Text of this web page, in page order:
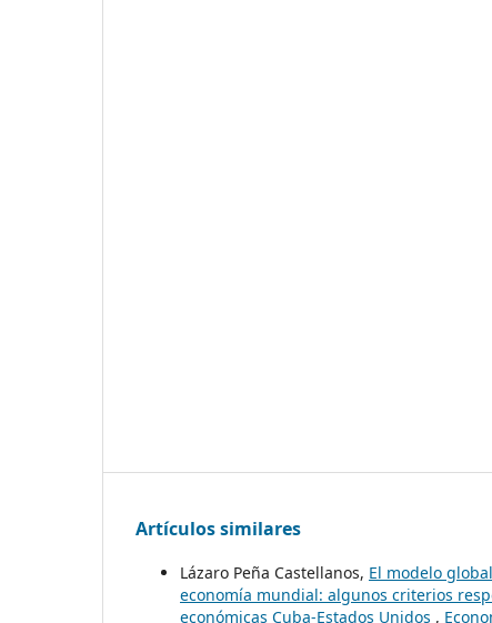
Artículos similares
Lázaro Peña Castellanos, El modelo
economía mundial: algunos criterios
económicas Cuba-Estados Unidos ,